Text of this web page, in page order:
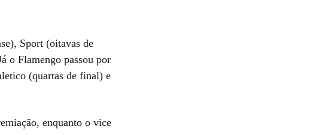
Sport (oitavas de
o Flamengo passou por
(quartas de final) e
enquanto o vice